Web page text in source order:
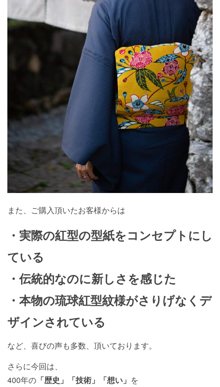
また、ご購入頂いたお客様からは
・実際の紅型の型紙をコンセプトにし
ている
・伝統的なのに新しさを感じた
・本物の琉球紅型紋様がさりげなくデ
ザインされている
など、喜びの声も多数、頂いております。
さらに今回は、
400年の 「歴史」 「技術」 「想い」 を